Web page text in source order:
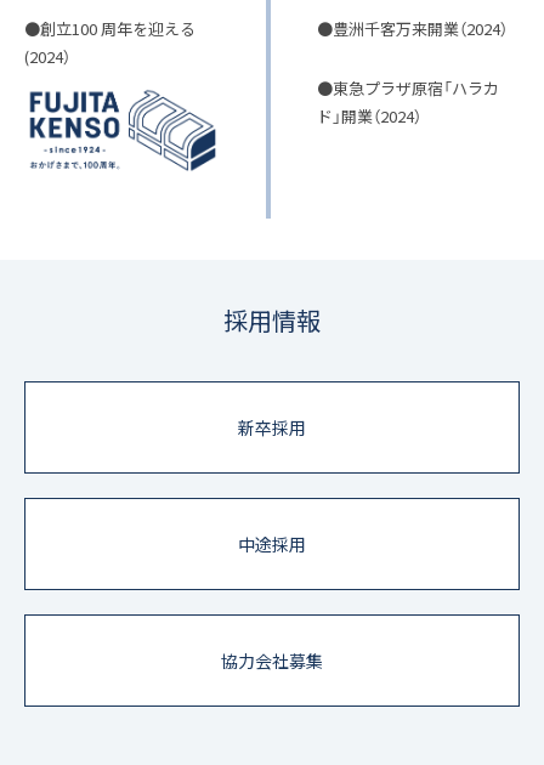
●創立100 周年を迎える
(2024）
●豊洲千客万来開業（2024）
●東急プラザ原宿「ハラカ
ド」開業（2024）
採用情報
新卒採用
中途採用
協力会社募集